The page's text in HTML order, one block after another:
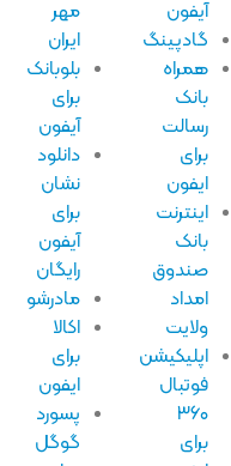
آیفون
گادپینگ
همراه
رسالت
ایفون
اینترنت
صندوق
امداد
ولایت
اپلیکیشن
فوتبال
بلوبانک
آیفون
دانلود
نشان
آیفون
رایگان
مادرشو
اکالا
ایفون
پسورد
گوگل